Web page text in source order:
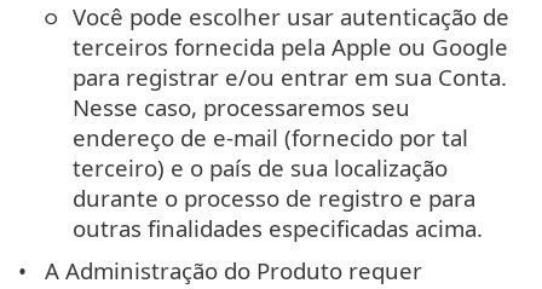
Você pode escolher usar autenticação de
terceiros fornecida pela Apple ou Google
para registrar e/ou entrar em sua Conta.
Nesse caso, processaremos seu
endereço de e-mail (fornecido por tal
terceiro) e o país de sua localização
durante o processo de registro e para
outras finalidades especificadas acima.
A Administração do Produto requer